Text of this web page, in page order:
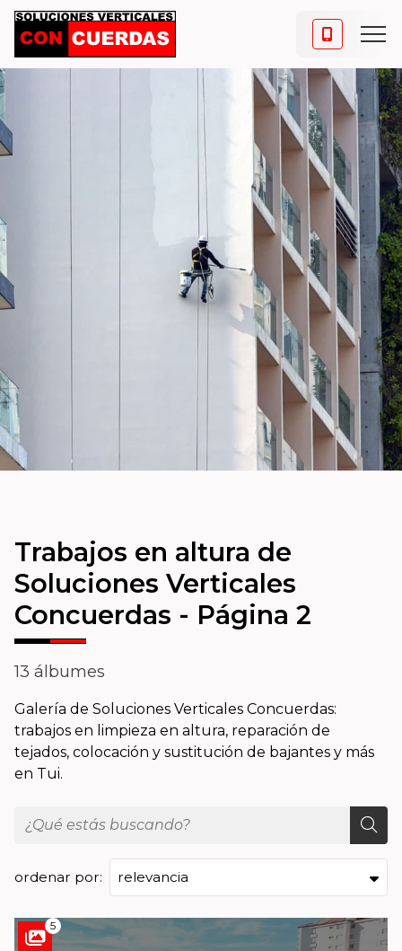
Trabajos en altura de
Soluciones Verticales
Concuerdas - Página 2
13 álbumes
Galería de Soluciones Verticales Concuerdas:
trabajos en limpieza en altura, reparación de
tejados, colocación y sustitución de bajantes y más
en Tui.
ordenar por:
5